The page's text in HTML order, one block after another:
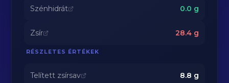
Szénhidrát 0.0 g
Zsír 28.4g
RÉSZLETES ÉRTÉKEK
Telített zsírsav 8.8 g